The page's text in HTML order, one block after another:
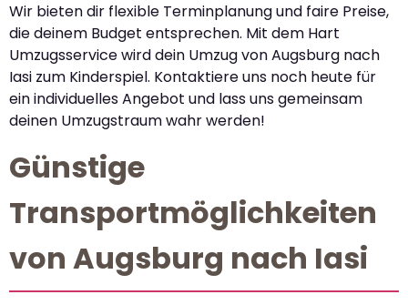
Wir bieten dir flexible Terminplanung und faire Preise,
die deinem Budget entsprechen. Mit dem Hart
Umzugsservice wird dein Umzug von Augsburg nach
Iasi zum Kinderspiel. Kontaktiere uns noch heute für
ein individuelles Angebot und lass uns gemeinsam
deinen Umzugstraum wahr werden!
Günstige
Transportmöglichkeiten
von Augsburg nach Iasi